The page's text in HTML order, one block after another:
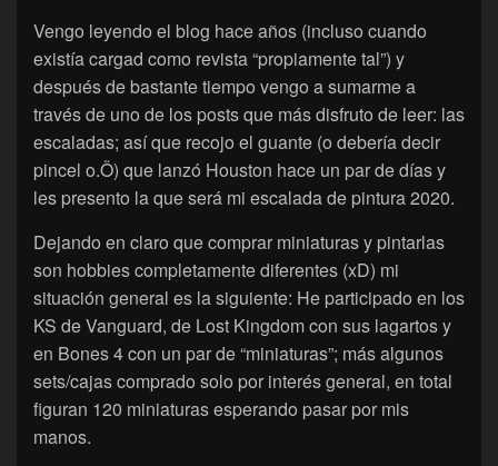
Vengo leyendo el blog hace años (incluso cuando
existía cargad como revista “propiamente tal”) y
después de bastante tiempo vengo a sumarme a
través de uno de los posts que más disfruto de leer: las
escaladas; así que recojo el guante (o debería decir
pincel o.Ö) que lanzó Houston hace un par de días y
les presento la que será mi escalada de pintura 2020.
Dejando en claro que comprar miniaturas y pintarlas
son hobbies completamente diferentes (xD) mi
situación general es la siguiente: He participado en los
KS de Vanguard, de Lost Kingdom con sus lagartos y
en Bones 4 con un par de “miniaturas”; más algunos
sets/cajas comprado solo por interés general, en total
figuran 120 miniaturas esperando pasar por mis
manos.